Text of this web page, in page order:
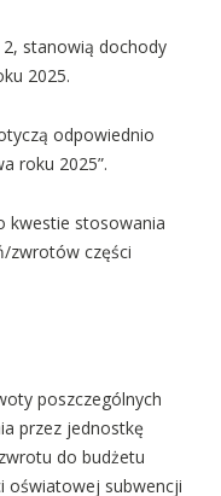
stanowią dochody
2025.
odpowiednio
roku 2025”.
kwestie stosowania
zwrotów części
poszczególnych
przez jednostkę
do budżetu
oświatowej subwencji